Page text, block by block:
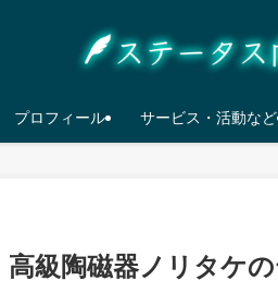
プロフィール サービス・活動など
級陶磁器ノリタケ